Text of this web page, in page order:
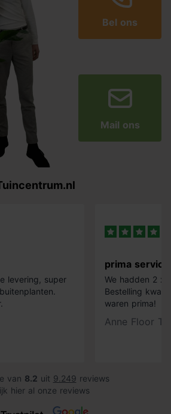
Bel ons
Mail ons
levering, super
prima service
We hadden 2 x
Bestelling
waren prima!
Anne Floor
van 8.2 uit 9.249 reviews
hier al onze reviews